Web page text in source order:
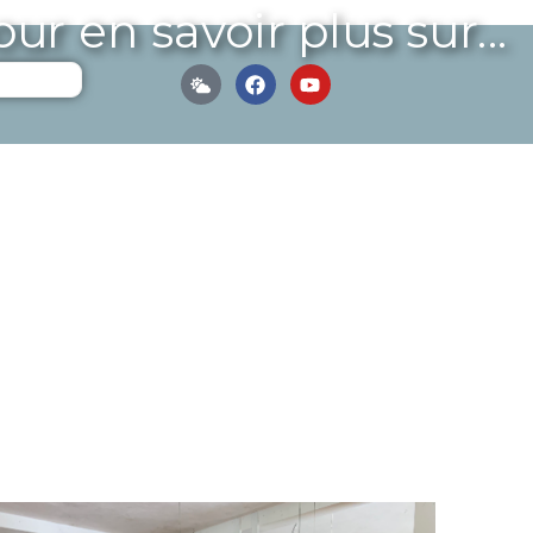
en savoir plus sur...